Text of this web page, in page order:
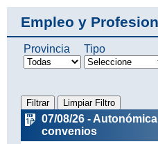
visitantes.
Empleo y
Provincia Tipo
07/08/26 -
convenios